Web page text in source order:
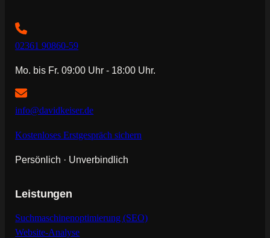
02361 90860-59
Mo. bis Fr. 09:00 Uhr - 18:00 Uhr.
info@davidkeiser.de
Kostenloses Erstgespräch sichern
Persönlich · Unverbindlich
Leistungen
Suchmaschinenoptimierung (SEO)
Website-Analyse